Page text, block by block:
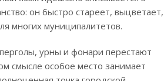
он быстро стареет, выцветает,
многих муниципалитетов.
урны и фонари перестают
смысле особое место занимает